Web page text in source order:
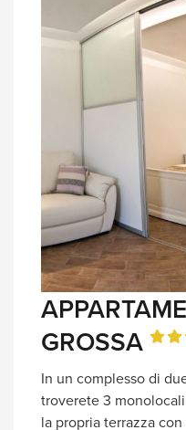
GROSSA
In un complesso di
troverete 3
la propria terrazza